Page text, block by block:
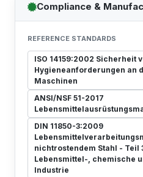
Compliance &
REFERENCE STANDARDS
ISO 14159:2002 Sicherheit
Hygieneanforderungen an
Maschinen
ANSI/NSF 51-2017
DIN 11850-3:2009
nichtrostendem Stahl - Teil
Lebensmittel-, chemische
Industrie